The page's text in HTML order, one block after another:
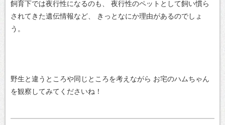
飼育下では夜行性になるのも、
夜行性のペットとして飼い慣ら
されてきた遺伝情報など、
きっとなにか理由があるのでしょ
う。
野生と違うところや同じところを考えながら お宅のハムちゃん
を観察してみてくださいね！